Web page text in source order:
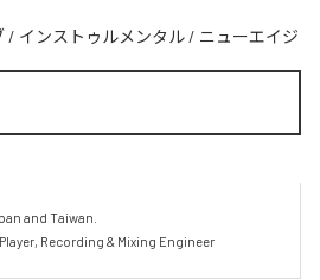
/ インストゥルメンタル / ニューエイジ
and Taiwan.
Recording & Mixing Engineer